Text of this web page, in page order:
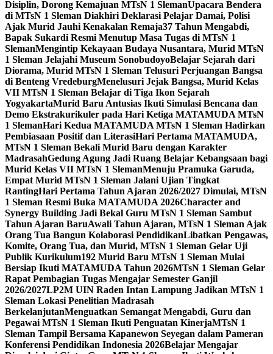
Disiplin, Dorong Kemajuan MTsN 1 SlemanUpacara Bendera
di MTsN 1 Sleman Diakhiri Deklarasi Pelajar Damai, Polisi
Ajak Murid Jauhi Kenakalan Remaja37 Tahun Mengabdi,
Bapak Sukardi Resmi Menutup Masa Tugas di MTsN 1
SlemanMengintip Kekayaan Budaya Nusantara, Murid MTsN
1 Sleman Jelajahi Museum SonobudoyoBelajar Sejarah dari
Diorama, Murid MTsN 1 Sleman Telusuri Perjuangan Bangsa
di Benteng VredeburgMenelusuri Jejak Bangsa, Murid Kelas
VII MTsN 1 Sleman Belajar di Tiga Ikon Sejarah
YogyakartaMurid Baru Antusias Ikuti Simulasi Bencana dan
Demo Ekstrakurikuler pada Hari Ketiga MATAMUDA MTsN
1 SlemanHari Kedua MATAMUDA MTsN 1 Sleman Hadirkan
Pembiasaan Positif dan LiterasiHari Pertama MATAMUDA,
MTsN 1 Sleman Bekali Murid Baru dengan Karakter
MadrasahGedung Agung Jadi Ruang Belajar Kebangsaan bagi
Murid Kelas VII MTsN 1 SlemanMenuju Pramuka Garuda,
Empat Murid MTsN 1 Sleman Jalani Ujian Tingkat
RantingHari Pertama Tahun Ajaran 2026/2027 Dimulai, MTsN
1 Sleman Resmi Buka MATAMUDA 2026Character and
Synergy Building Jadi Bekal Guru MTsN 1 Sleman Sambut
Tahun Ajaran BaruAwali Tahun Ajaran, MTsN 1 Sleman Ajak
Orang Tua Bangun Kolaborasi PendidikanLibatkan Pengawas,
Komite, Orang Tua, dan Murid, MTsN 1 Sleman Gelar Uji
Publik Kurikulum192 Murid Baru MTsN 1 Sleman Mulai
Bersiap Ikuti MATAMUDA Tahun 2026MTsN 1 Sleman Gelar
Rapat Pembagian Tugas Mengajar Semester Ganjil
2026/2027LP2M UIN Raden Intan Lampung Jadikan MTsN 1
Sleman Lokasi Penelitian Madrasah
BerkelanjutanMenguatkan Semangat Mengabdi, Guru dan
Pegawai MTsN 1 Sleman Ikuti Penguatan KinerjaMTsN 1
Sleman Tampil Bersama Kapanewon Seyegan dalam Pameran
Konferensi Pendidikan Indonesia 2026Belajar Mengajar